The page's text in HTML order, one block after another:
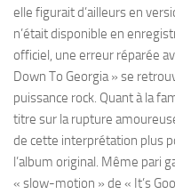
elle figurait d’ailleurs en
n’était disponible en
officiel, une erreur réparée
Down To Georgia » se
puissance rock. Quant à la
titre sur la rupture
de cette interprétation plus
l’album original. Même pari
« slow-motion » de « It’s